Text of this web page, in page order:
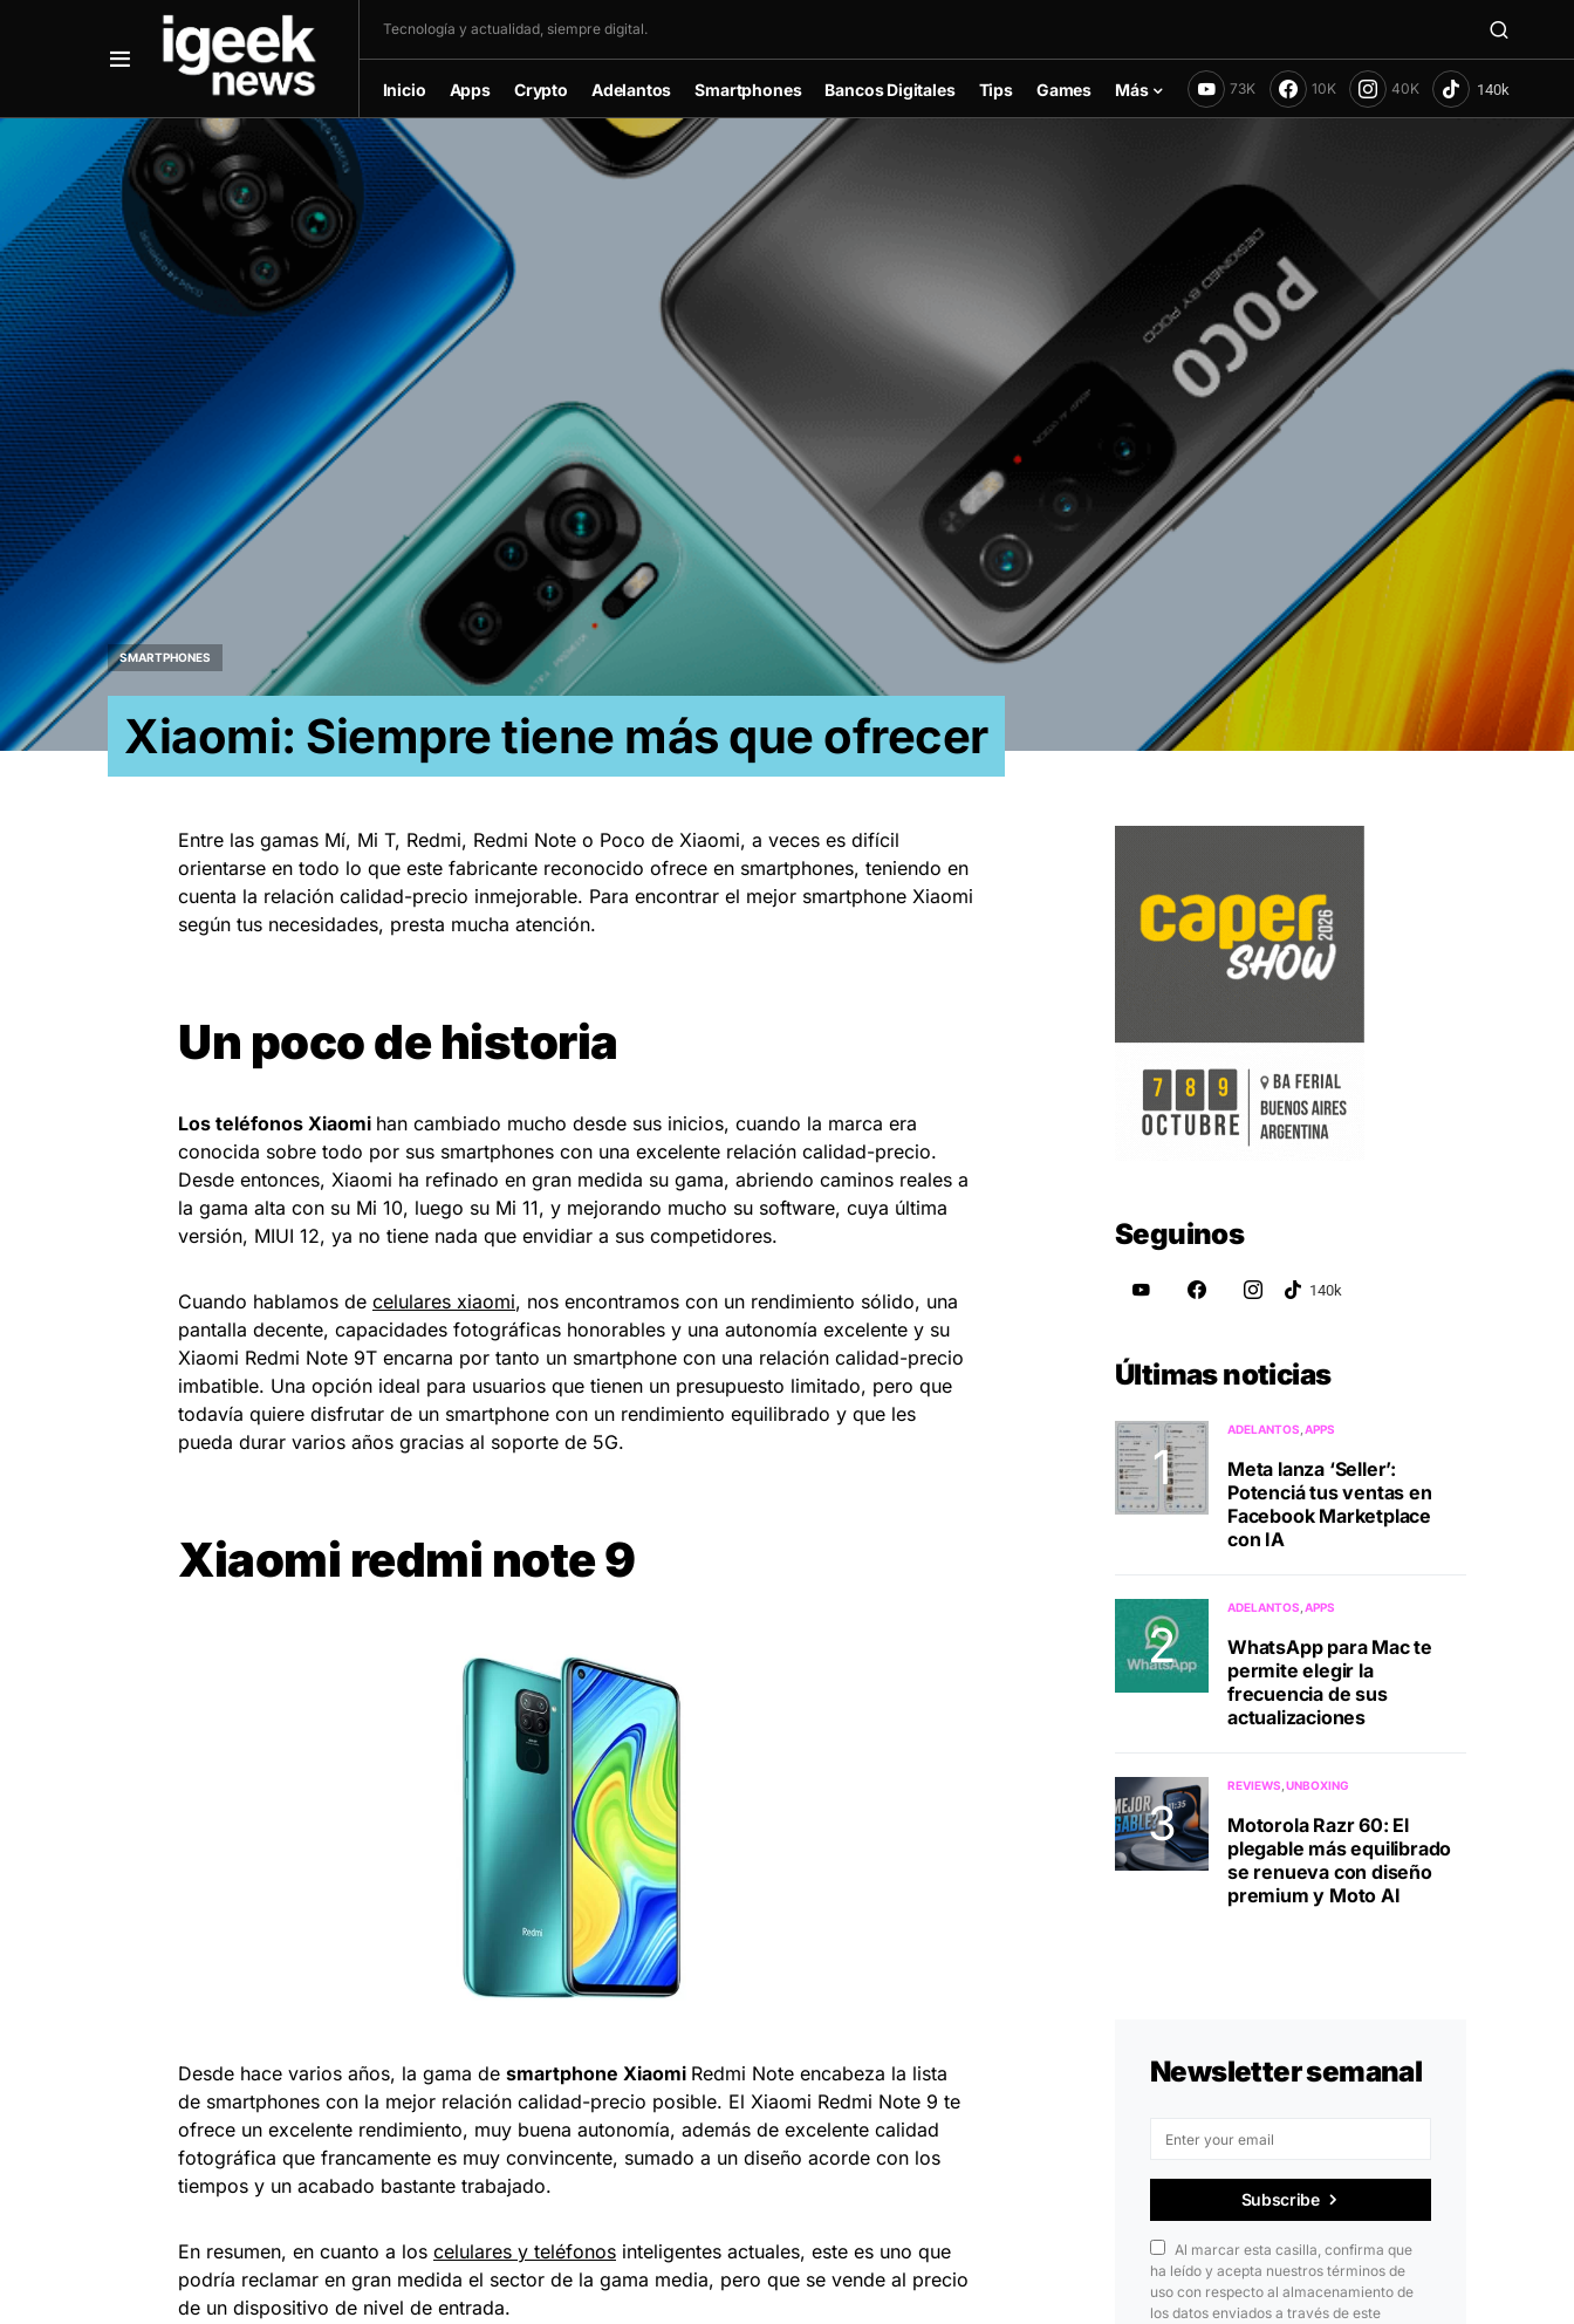
Tecnología y actualidad, siempre digital.
Inicio Apps Crypto Adelantos Smartphones Bancos Digitales Tips Games Más 73K 10K 40K
SMARTPHONES
Xiaomi: Siempre tiene más que ofrecer
Entre las gamas Mí, Mi T, Redmi, Redmi Note o Poco de Xiaomi, a veces es difícil
orientarse en todo lo que este fabricante reconocido ofrece en smartphones, teniendo en
cuenta la relación calidad-precio inmejorable. Para encontrar el mejor smartphone Xiaomi
según tus necesidades, presta mucha atención.
Un poco de historia
Los teléfonos Xiaomi han cambiado mucho desde sus inicios, cuando la marca era
conocida sobre todo por sus smartphones con una excelente relación calidad-precio.
Desde entonces, Xiaomi ha refinado en gran medida su gama, abriendo caminos reales a
la gama alta con su Mi 10, luego su Mi 11, y mejorando mucho su software, cuya última
versión, MIUI 12, ya no tiene nada que envidiar a sus competidores.
Cuando hablamos de celulares xiaomi, nos encontramos con un rendimiento sólido, una
pantalla decente, capacidades fotográficas honorables y una autonomía excelente y su
Xiaomi Redmi Note 9T encarna por tanto un smartphone con una relación calidad-precio
imbatible. Una opción ideal para usuarios que tienen un presupuesto limitado, pero que
todavía quiere disfrutar de un smartphone con un rendimiento equilibrado y que les
pueda durar varios años gracias al soporte de 5G.
Xiaomi redmi note 9
Desde hace varios años, la gama de smartphone Xiaomi Redmi Note encabeza la lista
de smartphones con la mejor relación calidad-precio posible. El Xiaomi Redmi Note 9 te
ofrece un excelente rendimiento, muy buena autonomía, además de excelente calidad
fotográfica que francamente es muy convincente, sumado a un diseño acorde con los
tiempos y un acabado bastante trabajado.
En resumen, en cuanto a los celulares y teléfonos inteligentes actuales, este es uno que
podría reclamar en gran medida el sector de la gama media, pero que se vende al precio
de un dispositivo de nivel de entrada.
Seguinos
Últimas noticias
ADELANTOS APPS
Meta lanza ‘Seller’:
Potenciá tus ventas en
Facebook Marketplace
con IA
ADELANTOS APPS
WhatsApp para Mac te
permite elegir la
frecuencia de sus
actualizaciones
REVIEWS UNBOXING
Motorola Razr 60: El
plegable más equilibrado
se renueva con diseño
premium y Moto AI
Newsletter semanal
Subscribe
Al marcar esta casilla, confirma que
ha leído y acepta nuestros términos de
uso con respecto al almacenamiento de
los datos enviados a través de este